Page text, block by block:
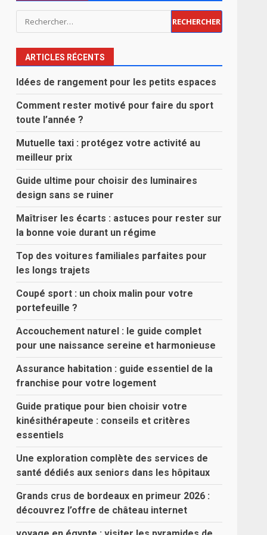
Rechercher :
ARTICLES RÉCENTS
Idées de rangement pour les petits espaces
Comment rester motivé pour faire du sport
toute l’année ?
Mutuelle taxi : protégez votre activité au
meilleur prix
Guide ultime pour choisir des luminaires
design sans se ruiner
Maîtriser les écarts : astuces pour rester sur
la bonne voie durant un régime
Top des voitures familiales parfaites pour
les longs trajets
Coupé sport : un choix malin pour votre
portefeuille ?
Accouchement naturel : le guide complet
pour une naissance sereine et harmonieuse
Assurance habitation : guide essentiel de la
franchise pour votre logement
Guide pratique pour bien choisir votre
kinésithérapeute : conseils et critères
essentiels
Une exploration complète des services de
santé dédiés aux seniors dans les hôpitaux
Grands crus de bordeaux en primeur 2026 :
découvrez l’offre de château internet